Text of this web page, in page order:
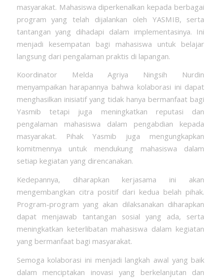
masyarakat. Mahasiswa diperkenalkan kepada berbagai
program yang telah dijalankan oleh YASMIB, serta
tantangan yang dihadapi dalam implementasinya. Ini
menjadi kesempatan bagi mahasiswa untuk belajar
langsung dari pengalaman praktis di lapangan.
Koordinator Melda Agriya Ningsih Nurdin
menyampaikan harapannya bahwa kolaborasi ini dapat
menghasilkan inisiatif yang tidak hanya bermanfaat bagi
Yasmib tetapi juga meningkatkan reputasi dan
pengalaman mahasiswa dalam pengabdian kepada
masyarakat. Pihak Yasmib juga mengungkapkan
komitmennya untuk mendukung mahasiswa dalam
setiap kegiatan yang direncanakan.
Kedepannya, diharapkan kerjasama ini akan
mengembangkan citra positif dari kedua belah pihak.
Program-program yang akan dilaksanakan diharapkan
dapat menjawab tantangan sosial yang ada, serta
meningkatkan keterlibatan mahasiswa dalam kegiatan
yang bermanfaat bagi masyarakat.
Semoga kolaborasi ini menjadi langkah awal yang baik
dalam menciptakan inovasi yang berkelanjutan dan